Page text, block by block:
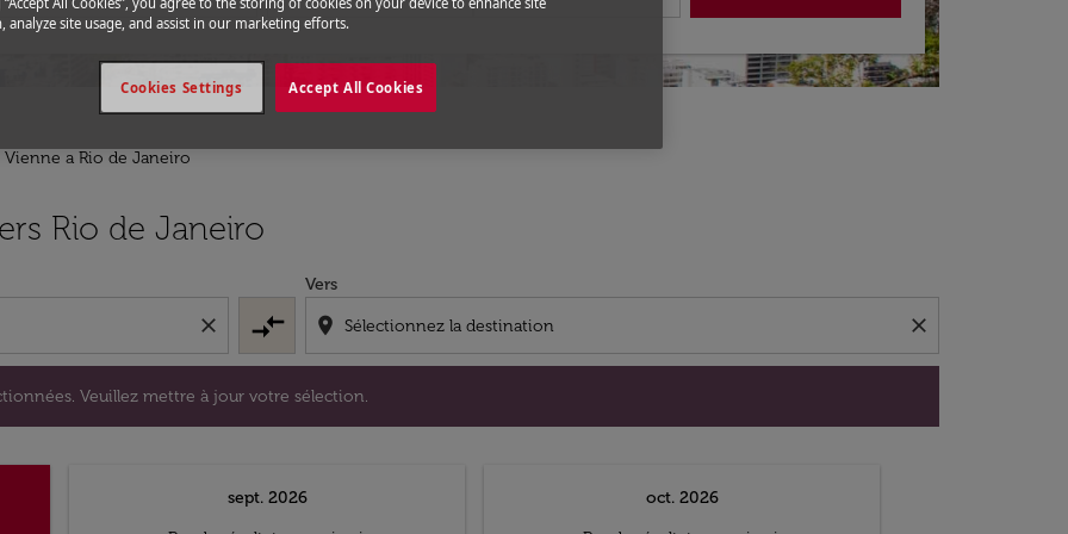
Vienne a Rio de Janeiro
Rio de Janeiro
close compare_arrows
Vers
location_on close
Veuillez mettre à jour votre sélection.
Veuillez mettre à jour votre sélection.
sept. 2026
oct. 2026
analyze site usage, and assist in our marketing efforts.
Accept All Cookies
Cookies Settings